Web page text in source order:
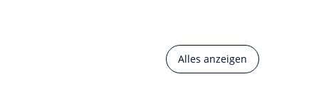
Alles anzeigen